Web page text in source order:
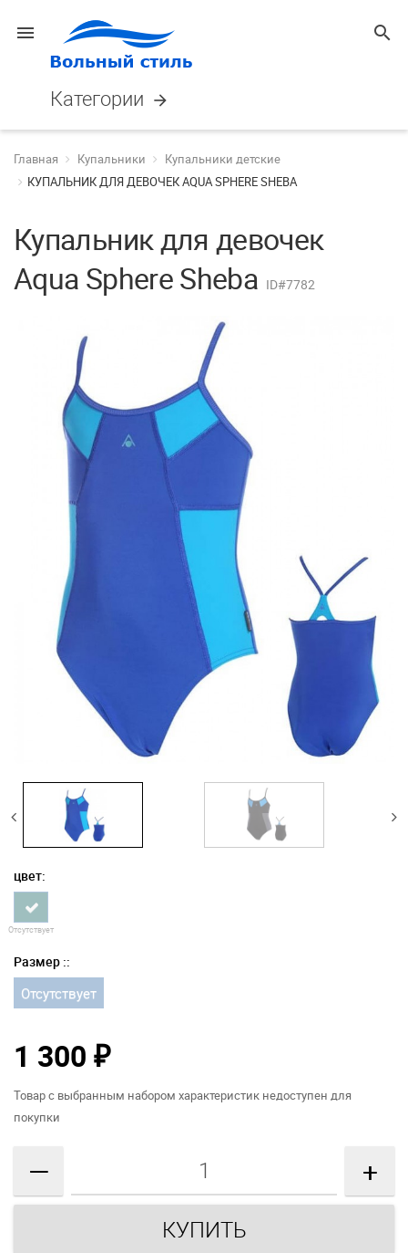
menu search
Категории arrow_forward
Главная Купальники
Купальники детские
КУПАЛЬНИК ДЛЯ ДЕВОЧЕК AQUA SPHERE SHEBA
Купальник для девочек
Aqua Sphere Sheba ID#7782
цвет:
Отсутствует
Размер ::
Отсутствует
1 300 ₽
Товар с выбранным набором характеристик недоступен для
покупки
— +